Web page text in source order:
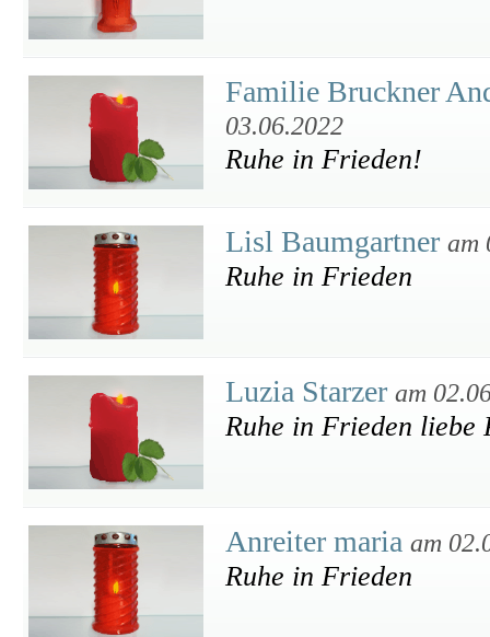
Familie Bruckner
03.06.2022
Ruhe in Frieden!
Lisl Baumgartner am
Ruhe in Frieden
Luzia Starzer am
Ruhe in Frieden liebe
Anreiter maria am
Ruhe in Frieden